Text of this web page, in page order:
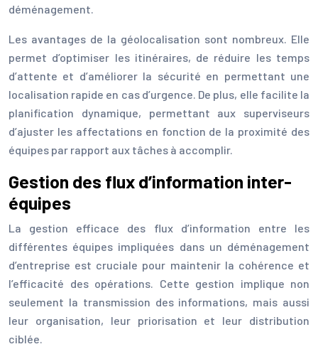
déménagement.
Les avantages de la géolocalisation sont nombreux. Elle
permet d’optimiser les itinéraires, de réduire les temps
d’attente et d’améliorer la sécurité en permettant une
localisation rapide en cas d’urgence. De plus, elle facilite la
planification dynamique, permettant aux superviseurs
d’ajuster les affectations en fonction de la proximité des
équipes par rapport aux tâches à accomplir.
Gestion des flux d’information inter-
équipes
La gestion efficace des flux d’information entre les
différentes équipes impliquées dans un déménagement
d’entreprise est cruciale pour maintenir la cohérence et
l’efficacité des opérations. Cette gestion implique non
seulement la transmission des informations, mais aussi
leur organisation, leur priorisation et leur distribution
ciblée.